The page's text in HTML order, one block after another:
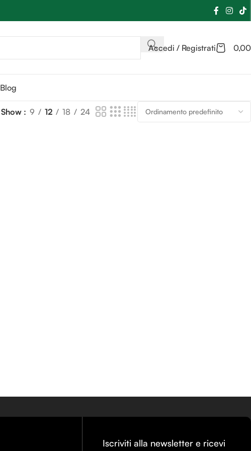
Accedi / Registrati 0,00
Blog
Show 9 12 18 24
Iscriviti alla newsletter e ricevi